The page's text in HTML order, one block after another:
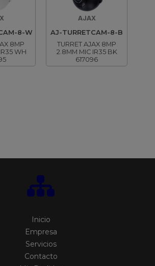
8-W
8MP
WH
AJAX
AJ-TURRETCAM-8-B
TURRET AJAX 8MP
2.8MM MIC IR35 BK
617096
Inicio
Empresa
Servicios
Contacto